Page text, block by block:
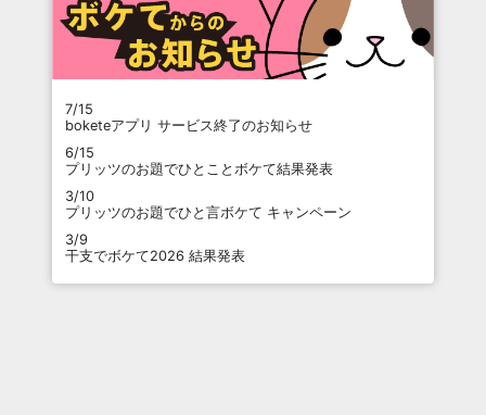
7/15
boketeアプリ サービス終了のお知らせ
6/15
プリッツのお題でひとことボケて結果発表
3/10
プリッツのお題でひと言ボケて キャンペーン
3/9
干支でボケて2026 結果発表